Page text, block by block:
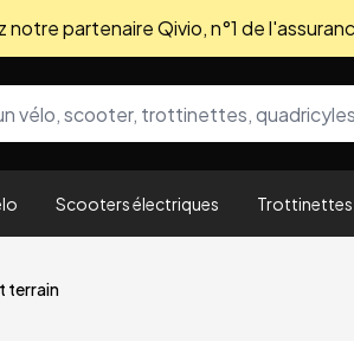
notre partenaire Qivio, n°1 de
Scooters électriques Trottinettes
terrain